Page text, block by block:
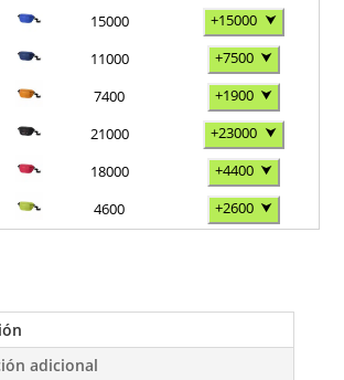
15000 +15000 ⮟
11000 +7500 ⮟
7400 +1900 ⮟
21000 +23000 ⮟
18000 +4400 ⮟
4600 +2600 ⮟
adicional